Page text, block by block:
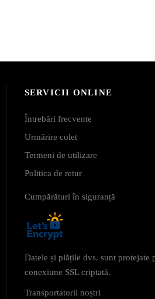
SERVICII ONLINE
Întrebări frecvente
Urmărire colet
Termeni de utilizare
Politica de retur
Cumpărături în siguranță
Datele și plățile dvs. sunt protejate
conexiune SSL criptată.
Transportatorii noștri